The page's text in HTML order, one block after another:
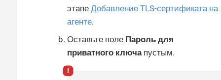
этапе Добавление TLS-сертификата на
агенте.
Оставьте поле Пароль для
приватного ключапустым.